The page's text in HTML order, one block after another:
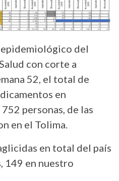
del
con corte a
52, el total de
en
personas, de las
en el Tolima.
en total del país
149 en nuestro